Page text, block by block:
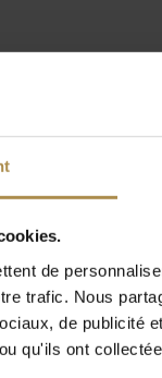
de
trafic. Nous
de publicité
qu'ils ont